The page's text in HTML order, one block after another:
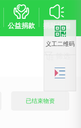
公益捐款 捐助须知
筛选
已结束物资
义工二维码